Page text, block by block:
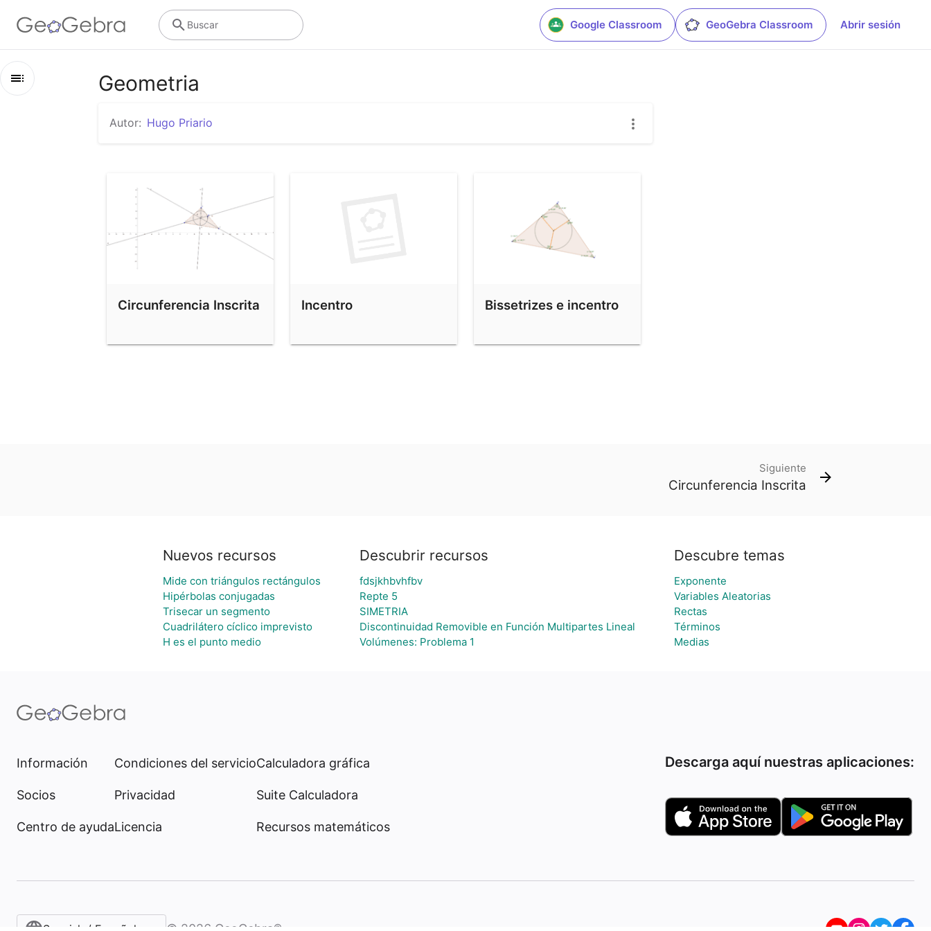
Google Classroom GeoGebra Classroom Abrir sesión
Buscar
Bissetrizes e incentro
Geometria
Autor: Hugo Priario
Circunferencia Inscrita Incentro Bissetrizes e incentro
Siguiente
Circunferencia Inscrita
Nuevos recursos
Mide con triángulos rectángulos
Hipérbolas conjugadas
Trisecar un segmento
Cuadrilátero cíclico imprevisto
H es el punto medio
Descubrir recursos
fdsjkhbvhfbv
Repte 5
SIMETRIA
Discontinuidad Removible en Función Multipartes Lineal
Volúmenes: Problema 1
Descubre temas
Exponente
Variables Aleatorias
Rectas
Términos
Medias
Información
Socios
Centro de ayuda
Condiciones del servicio
Privacidad
Licencia
Calculadora gráfica
Suite Calculadora
Recursos matemáticos
Descarga aquí nuestras aplicaciones: